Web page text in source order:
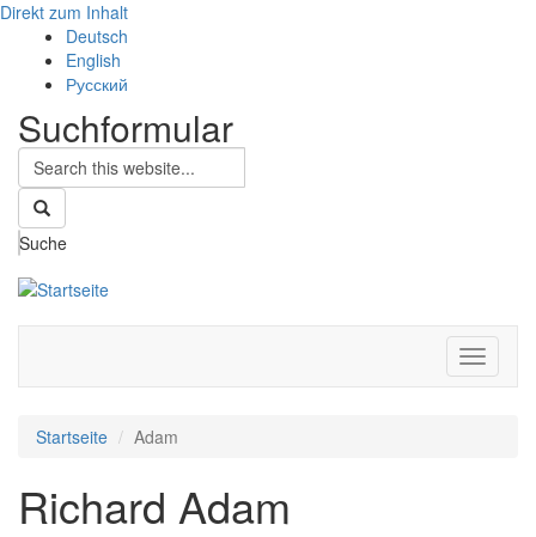
Direkt zum Inhalt
Deutsch
English
Русский
Suchformular
Suche
Startseite Adam
Richard Adam